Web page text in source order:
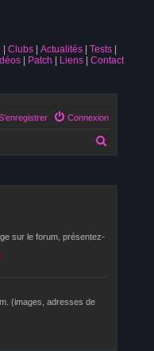
Clubs Actualités
Tests
Patch Liens Contact
Connexion
sur le forum, présentez-
(images, adresses de